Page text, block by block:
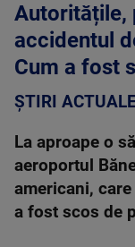
Autoritățile,
accidentul
Cum a fost
ȘTIRI
La aproape o
aeroportul
americani,
a fost scos de